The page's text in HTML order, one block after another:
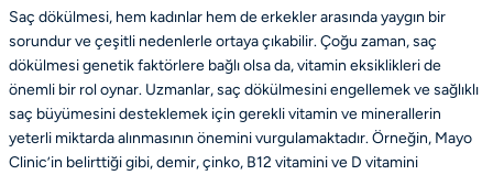
Saç dökülmesi, hem kadınlar hem de erkekler arasında yaygın bir
sorundur ve çeşitli nedenlerle ortaya çıkabilir. Çoğu zaman, saç
dökülmesi genetik faktörlere bağlı olsa da, vitamin eksiklikleri de
önemli bir rol oynar. Uzmanlar, saç dökülmesini engellemek ve sağlıklı
saç büyümesini desteklemek için gerekli vitamin ve minerallerin
yeterli miktarda alınmasının önemini vurgulamaktadır. Örneğin, Mayo
Clinic’in belirttiği gibi, demir, çinko, B12 vitamini ve D vitamini